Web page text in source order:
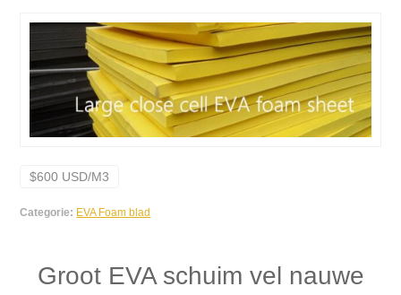
$600 USD/M3
Categorie: EVA Foam blad
Groot EVA schuim vel nauwe